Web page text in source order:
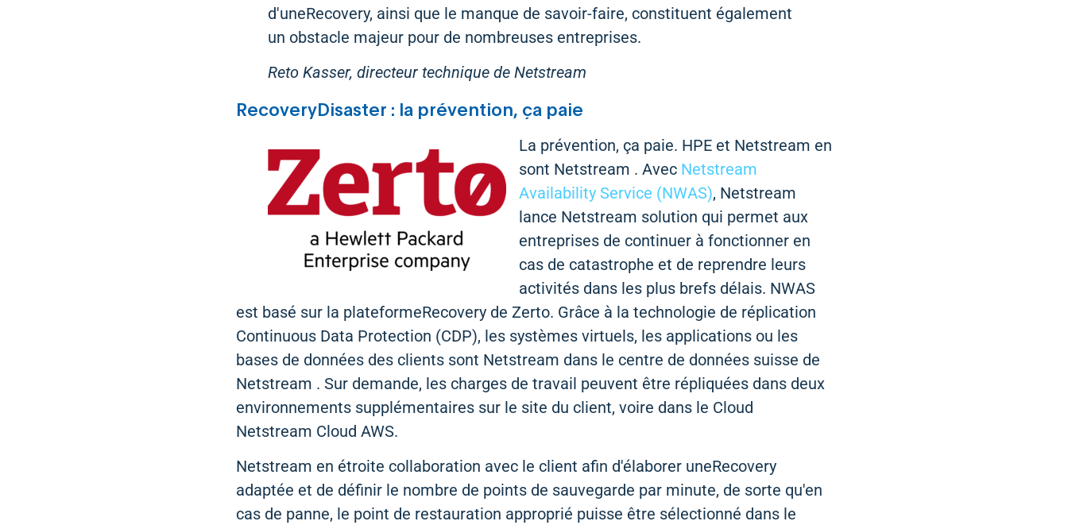
d'uneRecovery, ainsi que le manque de savoir-faire, constituent également
un obstacle majeur pour de nombreuses entreprises.
Reto Kasser, directeur technique de Netstream
RecoveryDisaster : la prévention, ça paie
La prévention, ça paie. HPE et Netstream en
sont Netstream . Avec Netstream
Availability Service (NWAS), Netstream
lance Netstream solution qui permet aux
entreprises de continuer à fonctionner en
cas de catastrophe et de reprendre leurs
activités dans les plus brefs délais. NWAS
est basé sur la plateformeRecovery de Zerto. Grâce à la technologie de réplication
Continuous Data Protection (CDP), les systèmes virtuels, les applications ou les
bases de données des clients sont Netstream dans le centre de données suisse de
Netstream . Sur demande, les charges de travail peuvent être répliquées dans deux
environnements supplémentaires sur le site du client, voire dans le Cloud
Netstream Cloud AWS.
Netstream en étroite collaboration avec le client afin d'élaborer uneRecovery
adaptée et de définir le nombre de points de sauvegarde par minute, de sorte qu'en
cas de panne, le point de restauration approprié puisse être sélectionné dans le